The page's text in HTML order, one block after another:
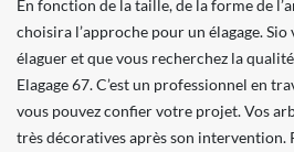
En fonction de la taille, de la forme de
choisira l’approche pour un élagage. Sio
élaguer et que vous recherchez la
Elagage 67. C’est un professionnel en
vous pouvez confier votre projet. Vos
très décoratives après son intervention.